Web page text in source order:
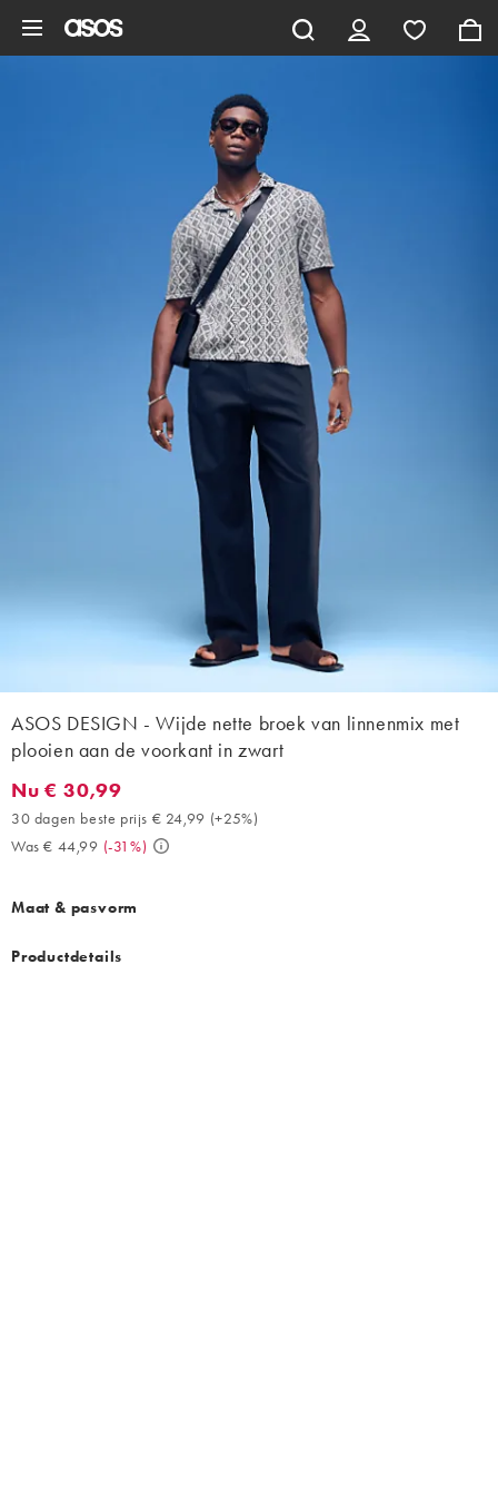
ASOS DESIGN - Wijde nette broek van linnenmix met
plooien aan de voorkant in zwart
Nu € 30,99. 30 dagen beste prijs € 24,99 (+25%). Was € 44,99.
Nu € 30,99
30 dagen beste prijs € 24,99 (+25%)
Was € 44,99 (-31%)
Maat & pasvorm
Productdetails